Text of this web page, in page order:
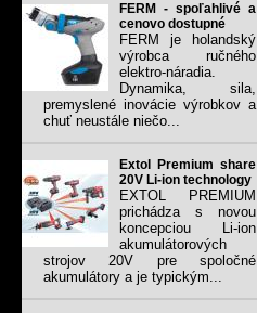
FERM - spoľahlivé a
cenovo dostupné
FERM je holandský
výrobca ručného
elektro-náradia.
Dynamika, sila,
premyslené inovácie výrobkov a
chuť neustále niečo...
Extol Premium share
20V Li-ion technology
EXTOL PREMIUM
prichádza s novou
koncepciou Li-ion
akumulátorových
strojov 20V pre spoločné
akumulátory a je typickým...